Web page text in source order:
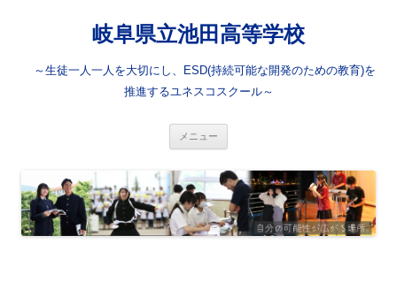
岐阜県立池田高等学校
～生徒一人一人を大切にし、ESD(持続可能な開発のための教育)を
推進するユネスコスクール～
メニュー
ツ
へ
ス
キ
ッ
プ